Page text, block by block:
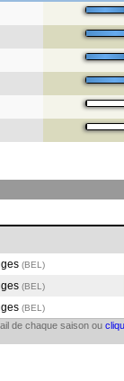
(BEL)
(BEL )
(BEL )
de chaque saison ou